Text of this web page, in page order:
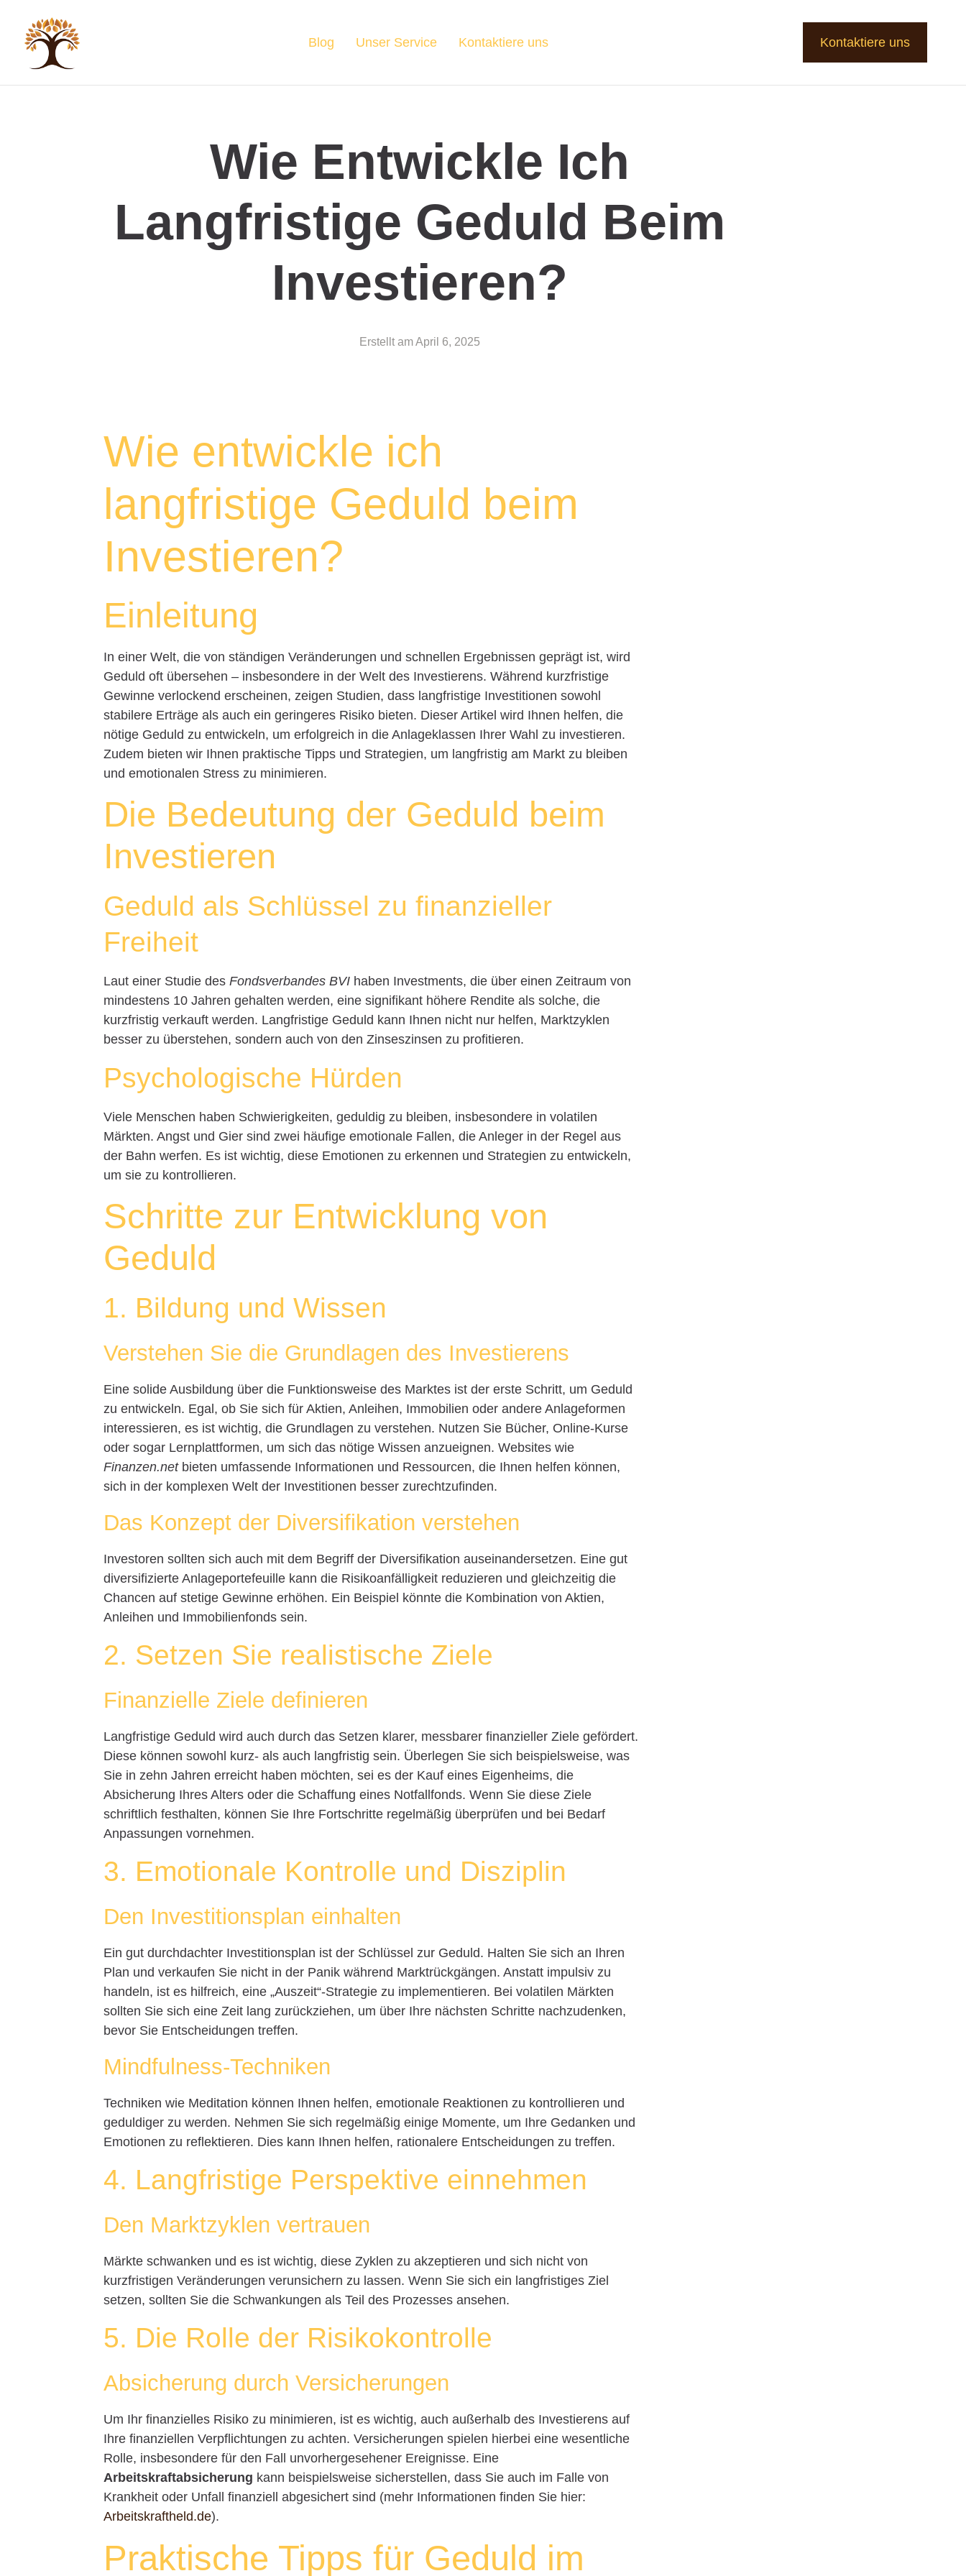
Blog Unser Service Kontaktiere uns Kontaktiere uns
Wie Entwickle Ich
Langfristige Geduld Beim
Investieren?
Erstellt amApril 6, 2025
Wie entwickle ich
langfristige Geduld beim
Investieren?
Einleitung
In einer Welt, die von ständigen Veränderungen und schnellen Ergebnissen geprägt ist, wird
Geduld oft übersehen – insbesondere in der Welt des Investierens. Während kurzfristige
Gewinne verlockend erscheinen, zeigen Studien, dass langfristige Investitionen sowohl
stabilere Erträge als auch ein geringeres Risiko bieten. Dieser Artikel wird Ihnen helfen, die
nötige Geduld zu entwickeln, um erfolgreich in die Anlageklassen Ihrer Wahl zu investieren.
Zudem bieten wir Ihnen praktische Tipps und Strategien, um langfristig am Markt zu bleiben
und emotionalen Stress zu minimieren.
Die Bedeutung der Geduld beim
Investieren
Geduld als Schlüssel zu finanzieller
Freiheit
Laut einer Studie desFondsverbandes BVI haben Investments, die über einen Zeitraum von
mindestens 10 Jahren gehalten werden, eine signifikant höhere Rendite als solche, die
kurzfristig verkauft werden. Langfristige Geduld kann Ihnen nicht nur helfen, Marktzyklen
besser zu überstehen, sondern auch von den Zinseszinsen zu profitieren.
Psychologische Hürden
Viele Menschen haben Schwierigkeiten, geduldig zu bleiben, insbesondere in volatilen
Märkten. Angst und Gier sind zwei häufige emotionale Fallen, die Anleger in der Regel aus
der Bahn werfen. Es ist wichtig, diese Emotionen zu erkennen und Strategien zu entwickeln,
um sie zu kontrollieren.
Schritte zur Entwicklung von
Geduld
1. Bildung und Wissen
Verstehen Sie die Grundlagen des Investierens
Eine solide Ausbildung über die Funktionsweise des Marktes ist der erste Schritt, um Geduld
zu entwickeln. Egal, ob Sie sich für Aktien, Anleihen, Immobilien oder andere Anlageformen
interessieren, es ist wichtig, die Grundlagen zu verstehen. Nutzen Sie Bücher, Online-Kurse
oder sogar Lernplattformen, um sich das nötige Wissen anzueignen. Websites wie
Finanzen.netbieten umfassende Informationen und Ressourcen, die Ihnen helfen können,
sich in der komplexen Welt der Investitionen besser zurechtzufinden.
Das Konzept der Diversifikation verstehen
Investoren sollten sich auch mit dem Begriff der Diversifikation auseinandersetzen. Eine gut
diversifizierte Anlageportefeuille kann die Risikoanfälligkeit reduzieren und gleichzeitig die
Chancen auf stetige Gewinne erhöhen. Ein Beispiel könnte die Kombination von Aktien,
Anleihen und Immobilienfonds sein.
2. Setzen Sie realistische Ziele
Finanzielle Ziele definieren
Langfristige Geduld wird auch durch das Setzen klarer, messbarer finanzieller Ziele gefördert.
Diese können sowohl kurz- als auch langfristig sein. Überlegen Sie sich beispielsweise, was
Sie in zehn Jahren erreicht haben möchten, sei es der Kauf eines Eigenheims, die
Absicherung Ihres Alters oder die Schaffung eines Notfallfonds. Wenn Sie diese Ziele
schriftlich festhalten, können Sie Ihre Fortschritte regelmäßig überprüfen und bei Bedarf
Anpassungen vornehmen.
3. Emotionale Kontrolle und Disziplin
Den Investitionsplan einhalten
Ein gut durchdachter Investitionsplan ist der Schlüssel zur Geduld. Halten Sie sich an Ihren
Plan und verkaufen Sie nicht in der Panik während Marktrückgängen. Anstatt impulsiv zu
handeln, ist es hilfreich, eine „Auszeit“-Strategie zu implementieren. Bei volatilen Märkten
sollten Sie sich eine Zeit lang zurückziehen, um über Ihre nächsten Schritte nachzudenken,
bevor Sie Entscheidungen treffen.
Mindfulness-Techniken
Techniken wie Meditation können Ihnen helfen, emotionale Reaktionen zu kontrollieren und
geduldiger zu werden. Nehmen Sie sich regelmäßig einige Momente, um Ihre Gedanken und
Emotionen zu reflektieren. Dies kann Ihnen helfen, rationalere Entscheidungen zu treffen.
4. Langfristige Perspektive einnehmen
Den Marktzyklen vertrauen
Märkte schwanken und es ist wichtig, diese Zyklen zu akzeptieren und sich nicht von
kurzfristigen Veränderungen verunsichern zu lassen. Wenn Sie sich ein langfristiges Ziel
setzen, sollten Sie die Schwankungen als Teil des Prozesses ansehen.
5. Die Rolle der Risikokontrolle
Absicherung durch Versicherungen
Um Ihr finanzielles Risiko zu minimieren, ist es wichtig, auch außerhalb des Investierens auf
Ihre finanziellen Verpflichtungen zu achten. Versicherungen spielen hierbei eine wesentliche
Rolle, insbesondere für den Fall unvorhergesehener Ereignisse. Eine
Arbeitskraftabsicherung kann beispielsweise sicherstellen, dass Sie auch im Falle von
Krankheit oder Unfall finanziell abgesichert sind (mehr Informationen finden Sie hier:
Arbeitskraftheld.de).
Praktische Tipps für Geduld im